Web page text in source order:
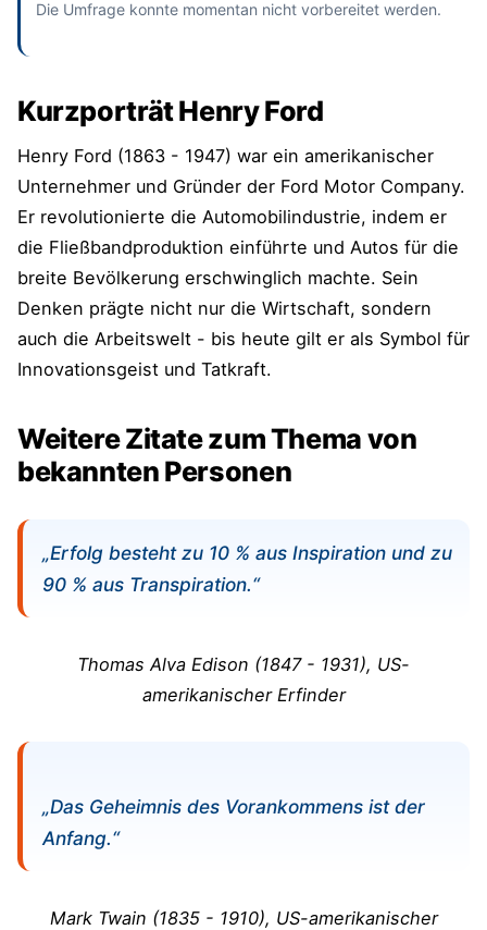
Die Umfrage konnte momentan nicht vorbereitet werden.
Kurzporträt Henry Ford
Henry Ford (1863 - 1947) war ein amerikanischer
Unternehmer und Gründer der Ford Motor Company.
Er revolutionierte die Automobilindustrie, indem er
die Fließbandproduktion einführte und Autos für die
breite Bevölkerung erschwinglich machte. Sein
Denken prägte nicht nur die Wirtschaft, sondern
auch die Arbeitswelt - bis heute gilt er als Symbol für
Innovationsgeist und Tatkraft.
Weitere Zitate zum Thema von
bekannten Personen
„Erfolg besteht zu 10 % aus Inspiration und zu
90 % aus Transpiration.“
Thomas Alva Edison (1847 - 1931), US-
amerikanischer Erfinder
„Das Geheimnis des Vorankommens ist der
Anfang.“
Mark Twain (1835 - 1910), US-amerikanischer